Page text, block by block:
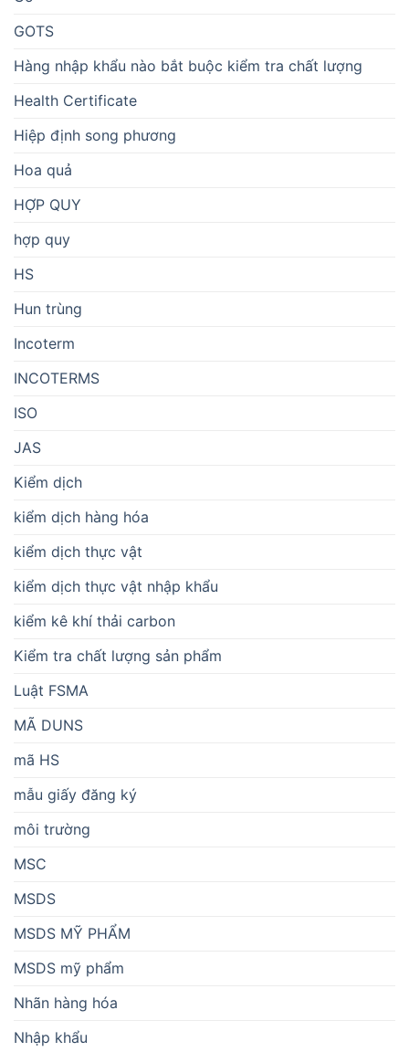
GOTS
Hàng nhập khẩu nào bắt buộc kiểm tra chất lượng
Health Certificate
Hiệp định song phương
Hoa quả
HỢP QUY
hợp quy
HS
Hun trùng
Incoterm
INCOTERMS
ISO
JAS
Kiểm dịch
kiểm dịch hàng hóa
kiểm dịch thực vật
kiểm dịch thực vật nhập khẩu
kiểm kê khí thải carbon
Kiểm tra chất lượng sản phẩm
Luật FSMA
MÃ DUNS
mã HS
mẫu giấy đăng ký
môi trường
MSC
MSDS
MSDS MỸ PHẨM
MSDS mỹ phẩm
Nhãn hàng hóa
Nhập khẩu